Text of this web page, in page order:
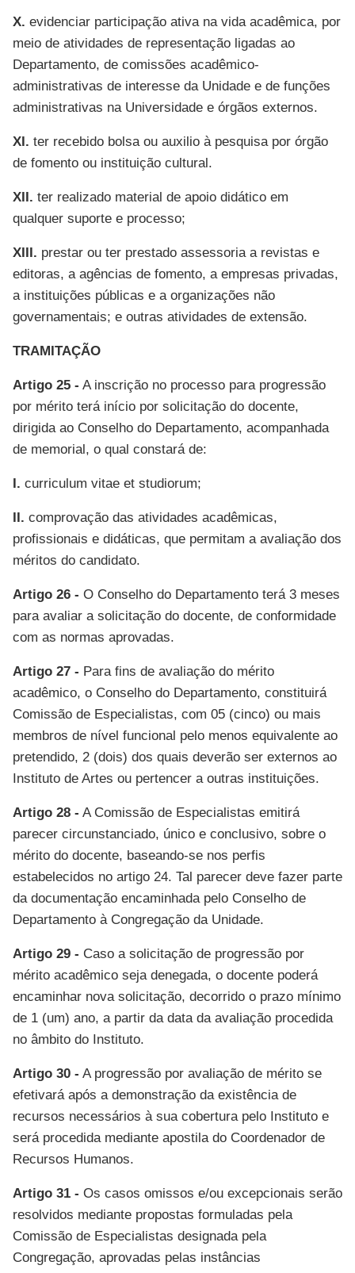
X. evidenciar participação ativa na vida acadêmica, por
meio de atividades de representação ligadas ao
Departamento, de comissões acadêmico-
administrativas de interesse da Unidade e de funções
administrativas na Universidade e órgãos externos.
XI. ter recebido bolsa ou auxilio à pesquisa por órgão
de fomento ou instituição cultural.
XII. ter realizado material de apoio didático em
qualquer suporte e processo;
XIII. prestar ou ter prestado assessoria a revistas e
editoras, a agências de fomento, a empresas privadas,
a instituições públicas e a organizações não
governamentais; e outras atividades de extensão.
TRAMITAÇÃO
Artigo 25 - A inscrição no processo para progressão
por mérito terá início por solicitação do docente,
dirigida ao Conselho do Departamento, acompanhada
de memorial, o qual constará de:
I. curriculum vitae et studiorum;
II. comprovação das atividades acadêmicas,
profissionais e didáticas, que permitam a avaliação dos
méritos do candidato.
Artigo 26 - O Conselho do Departamento terá 3 meses
para avaliar a solicitação do docente, de conformidade
com as normas aprovadas.
Artigo 27 - Para fins de avaliação do mérito
acadêmico, o Conselho do Departamento, constituirá
Comissão de Especialistas, com 05 (cinco) ou mais
membros de nível funcional pelo menos equivalente ao
pretendido, 2 (dois) dos quais deverão ser externos ao
Instituto de Artes ou pertencer a outras instituições.
Artigo 28 - A Comissão de Especialistas emitirá
parecer circunstanciado, único e conclusivo, sobre o
mérito do docente, baseando-se nos perfis
estabelecidos no artigo 24. Tal parecer deve fazer parte
da documentação encaminhada pelo Conselho de
Departamento à Congregação da Unidade.
Artigo 29 - Caso a solicitação de progressão por
mérito acadêmico seja denegada, o docente poderá
encaminhar nova solicitação, decorrido o prazo mínimo
de 1 (um) ano, a partir da data da avaliação procedida
no âmbito do Instituto.
Artigo 30 - A progressão por avaliação de mérito se
efetivará após a demonstração da existência de
recursos necessários à sua cobertura pelo Instituto e
será procedida mediante apostila do Coordenador de
Recursos Humanos.
Artigo 31 - Os casos omissos e/ou excepcionais serão
resolvidos mediante propostas formuladas pela
Comissão de Especialistas designada pela
Congregação, aprovadas pelas instâncias